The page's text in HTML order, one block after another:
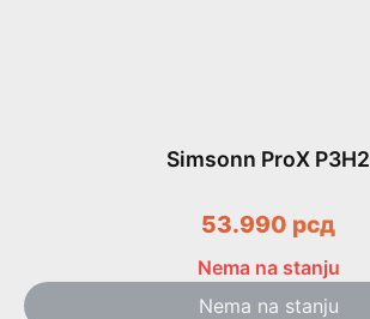
Simsonn ProX P3H2
53.990 рсд
Nema na stanju
Nema na stanju